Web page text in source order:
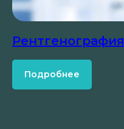
Рентгенография
Подробнее